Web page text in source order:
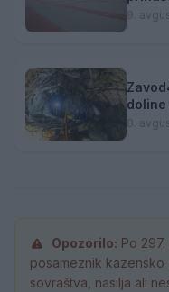
9.
zijalke
8.
Opozorilo: Po
posameznik
sovraštva, nasilja ali